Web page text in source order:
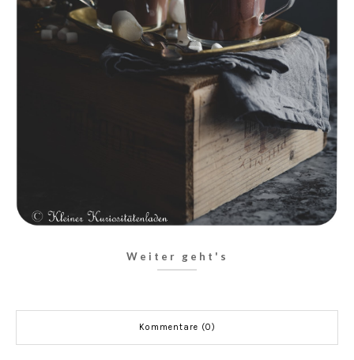
Weiter geht's
Kommentare (0)